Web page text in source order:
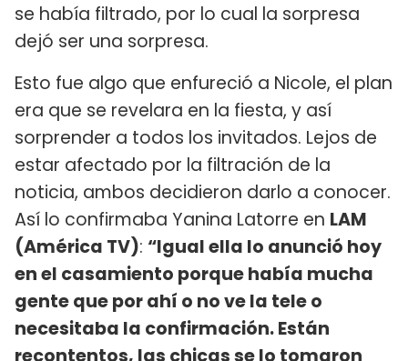
se había filtrado, por lo cual la sorpresa
dejó ser una sorpresa.
Esto fue algo que enfureció a Nicole, el plan
era que se revelara en la fiesta, y así
sorprender a todos los invitados. Lejos de
estar afectado por la filtración de la
noticia, ambos decidieron darlo a conocer.
Así lo confirmaba Yanina Latorre en LAM
(América TV): “Igual ella lo anunció hoy
en el casamiento porque había mucha
gente que por ahí o no ve la tele o
necesitaba la confirmación. Están
recontentos, las chicas se lo tomaron